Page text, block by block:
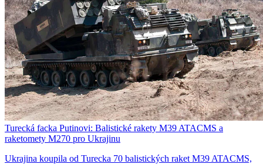
Turecká facka Putinovi: Balistické rakety M39 ATACMS a
raketomety M270 pro Ukrajinu
Ukrajina koupila od Turecka 70 balistických raket M39 ATACMS,